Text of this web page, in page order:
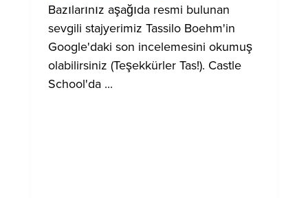
Bazılarınız aşağıda resmi bulunan
sevgili stajyerimiz Tassilo Boehm'in
Google'daki son incelemesini okumuş
olabilirsiniz (Teşekkürler Tas!). Castle
School'da ...